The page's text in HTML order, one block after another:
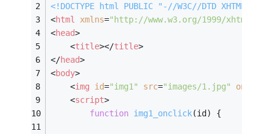
<!DOCTYPE html PUBLIC
"-//W3C//DTD XHTML
<html xmlns="http://www.w3.org/1999/xhtml"
<head>
<title></title>
</head>
<body>
<img id="img1" src="images/1.jpg" onclick
<script>
function img1_onclick(id ) {